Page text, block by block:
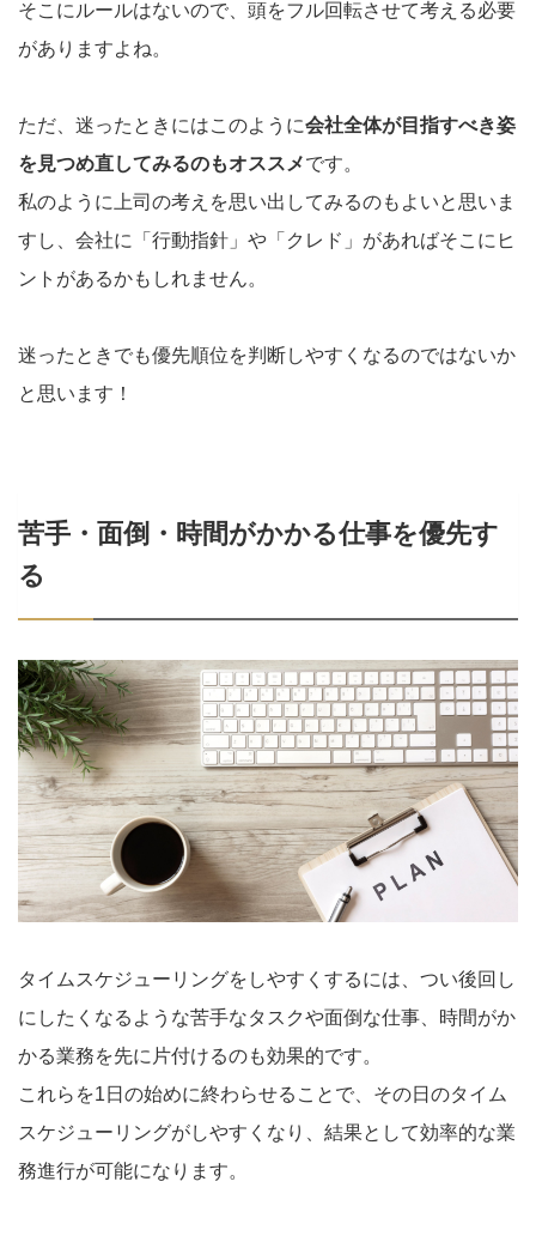
そこにルールはないので、頭をフル回転させて考える必要
がありますよね。
ただ、迷ったときにはこのように会社全体が目指すべき姿
を見つめ直してみるのもオススメです。
私のように上司の考えを思い出してみるのもよいと思いま
すし、会社に「行動指針」や「クレド」があればそこにヒ
ントがあるかもしれません。
迷ったときでも優先順位を判断しやすくなるのではないか
と思います！
苦手・面倒・時間がかかる仕事を優先す
る
タイムスケジューリングをしやすくするには、つい後回し
にしたくなるような苦手なタスクや面倒な仕事、時間がか
かる業務を先に片付けるのも効果的です。
これらを1日の始めに終わらせることで、その日のタイム
スケジューリングがしやすくなり、結果として効率的な業
務進行が可能になります。